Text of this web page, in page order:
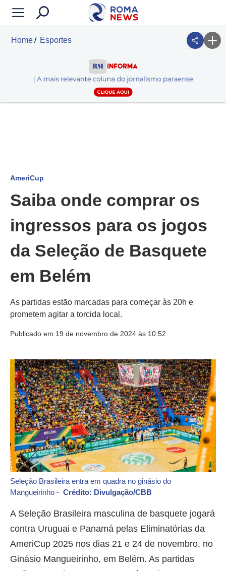
Home Esportes
AmeriCup
Saiba onde comprar os
ingressos para os jogos
da Seleção de Basquete
em Belém
As partidas estão marcadas para começar às 20h e
prometem agitar a torcida local.
Publicado em 19 de novembro de 2024 às 10:52
Seleção Brasileira entra em quadra no ginásio do
Mangueirinho - Crédito: Divulgação/CBB
A Seleção Brasileira masculina de basquete jogará
contra Uruguai e Panamá pelas Eliminatórias da
AmeriCup 2025 nos dias 21 e 24 de novembro, no
Ginásio Mangueirinho, em Belém. As partidas